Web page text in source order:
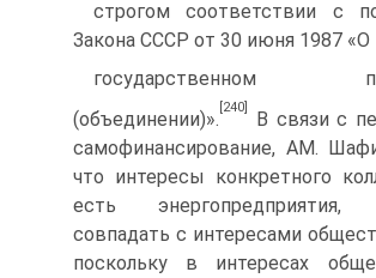
строгом соответствии с
Закона СССР от 30 июня 1987 «О
государственном
(объединении)».
[240]
В связи с
самофинансирование, АМ.
что интересы конкретного
есть энергопредприятия,
совпадать с интересами
поскольку в интересах